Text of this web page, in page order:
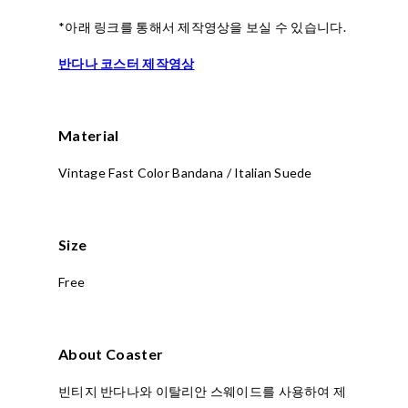
*아래 링크를 통해서 제작영상을 보실 수 있습니다.
반다나 코스터 제작영상
Material
Vintage Fast Color Bandana / Italian Suede
Size
Free
About Coaster
빈티지 반다나와 이탈리안 스웨이드를 사용하여 제